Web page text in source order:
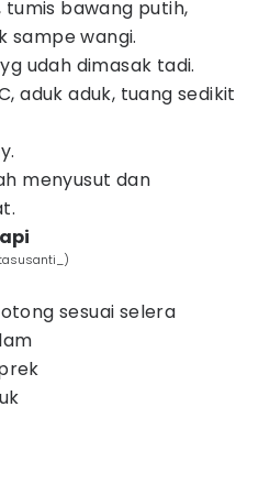
tumis bawang putih,
sampe wangi.
udah dimasak tadi.
aduk aduk, tuang sedikit
menyusut dan
sesuai selera